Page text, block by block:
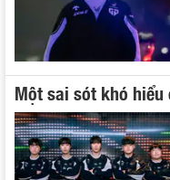
Một sai sót khó hiểu